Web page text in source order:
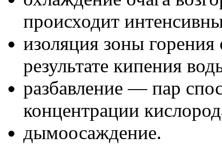
происходит
изоляция зоны
результате кипения
разбавление — пар
концентрации
дымоосаждение.